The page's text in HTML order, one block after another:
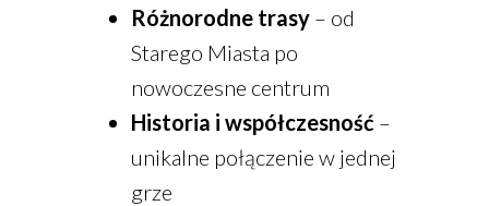
Różnorodne trasy – od
Starego Miasta po
nowoczesne centrum
Historia i współczesność –
unikalne połączenie w jednej
grze